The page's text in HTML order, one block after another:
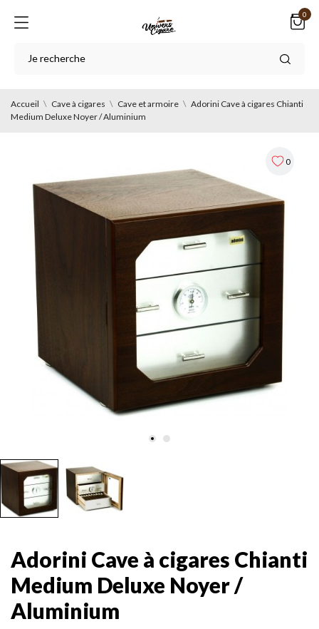
0
Accueil Cave à cigares Cave et armoire
Adorini Cave à cigares Chianti
Medium Deluxe Noyer / Aluminium
0
Adorini Cave à cigares Chianti
Medium Deluxe Noyer /
Aluminium